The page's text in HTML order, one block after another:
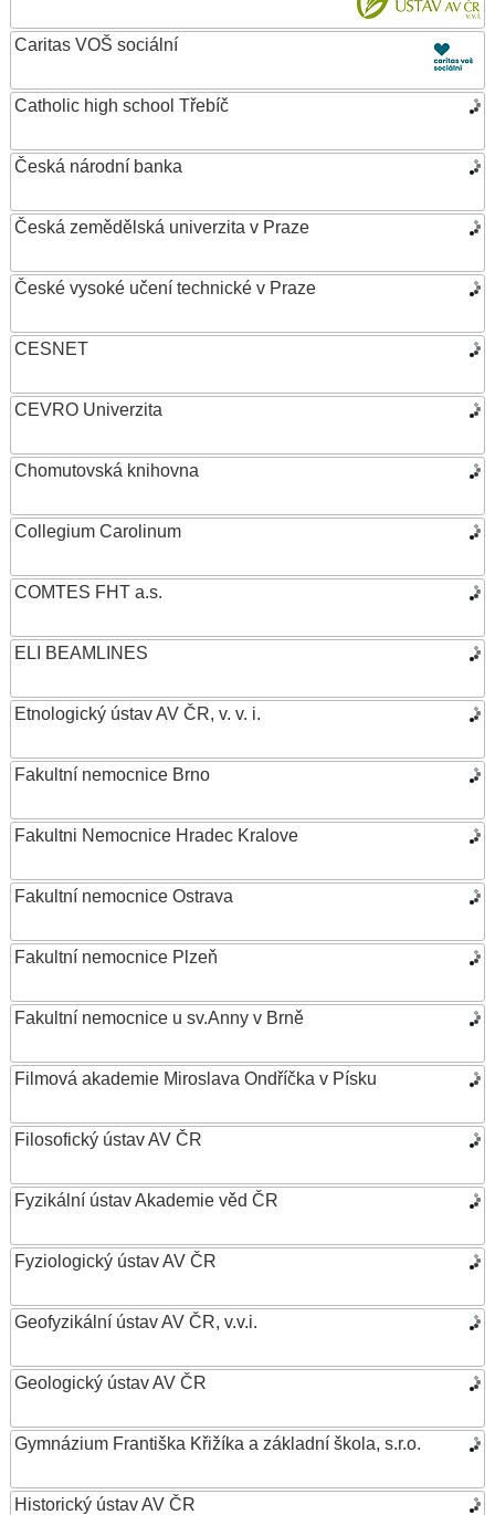
Caritas VOŠ sociální
Catholic high school Třebíč
Česká národní banka
Česká zemědělská univerzita v Praze
České vysoké učení technické v Praze
CESNET
CEVRO Univerzita
Chomutovská knihovna
Collegium Carolinum
COMTES FHT a.s.
ELI BEAMLINES
Etnologický ústav AV ČR, v. v. i.
Fakultní nemocnice Brno
Fakultni Nemocnice Hradec Kralove
Fakultní nemocnice Ostrava
Fakultní nemocnice Plzeň
Fakultní nemocnice u sv.Anny v Brně
Filmová akademie Miroslava Ondříčka v Písku
Filosofický ústav AV ČR
Fyzikální ústav Akademie věd ČR
Fyziologický ústav AV ČR
Geofyzikální ústav AV ČR, v.v.i.
Geologický ústav AV ČR
Gymnázium Františka Křižíka a základní škola, s.r.o.
Historický ústav AV ČR